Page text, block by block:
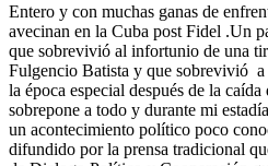
Entero y con muchas ganas de
avecinan en la Cuba post Fidel .Un
que sobrevivió al infortunio de una
Fulgencio Batista y que sobrevivió
la época especial después de la
sobrepone a todo y durante mi
un acontecimiento político poco
difundido por la prensa tradicional